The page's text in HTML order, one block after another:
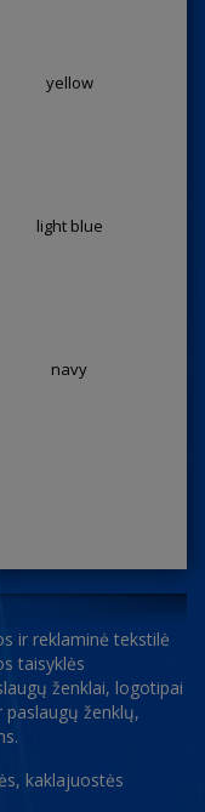
yellow
light blue
navy
ir reklaminė tekstilė
taisyklės
ženklai, logotipai
ženklų,